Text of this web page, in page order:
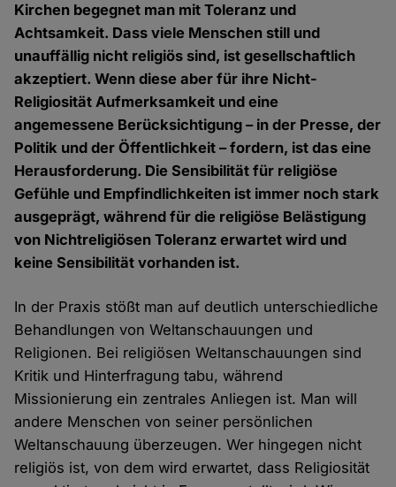
Kirchen begegnet man mit Toleranz und
Achtsamkeit. Dass viele Menschen still und
unauffällig nicht religiös sind, ist gesellschaftlich
akzeptiert. Wenn diese aber für ihre Nicht-
Religiosität Aufmerksamkeit und eine
angemessene Berücksichtigung – in der Presse, der
Politik und der Öffentlichkeit – fordern, ist das eine
Herausforderung. Die Sensibilität für religiöse
Gefühle und Empfindlichkeiten ist immer noch stark
ausgeprägt, während für die religiöse Belästigung
von Nichtreligiösen Toleranz erwartet wird und
keine Sensibilität vorhanden ist.
In der Praxis stößt man auf deutlich unterschiedliche
Behandlungen von Weltanschauungen und
Religionen. Bei religiösen Weltanschauungen sind
Kritik und Hinterfragung tabu, während
Missionierung ein zentrales Anliegen ist. Man will
andere Menschen von seiner persönlichen
Weltanschauung überzeugen. Wer hingegen nicht
religiös ist, von dem wird erwartet, dass Religiosität